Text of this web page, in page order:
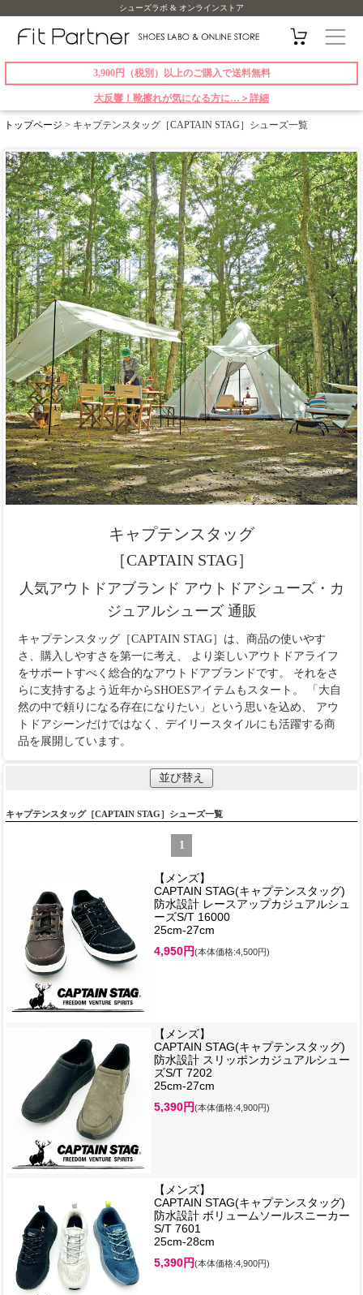
シューズラボ & オンラインストア
3,900円（税別）以上のご購入で送料無料
大反響！靴擦れが気になる方に…＞詳細
トップページ > キャプテンスタッグ［CAPTAIN STAG］シューズ一覧
キャプテンスタッグ
［CAPTAIN STAG］
人気アウトドアブランド アウトドアシューズ・カ
ジュアルシューズ 通販
キャプテンスタッグ［CAPTAIN STAG］は、商品の使いやす
さ、購入しやすさを第一に考え、 より楽しいアウトドアライフ
をサポートすべく総合的なアウトドアブランドです。 それをさ
らに支持するよう近年からSHOESアイテムもスタート。 「大自
然の中で頼りになる存在になりたい」という思いを込め、 アウ
トドアシーンだけではなく、デイリースタイルにも活躍する商
品を展開しています。
並び替え
キャプテンスタッグ［CAPTAIN STAG］シューズ一覧
1
【メンズ】
CAPTAIN STAG(キャプテンスタッグ)
防水設計 レースアップカジュアルシュ
ーズS/T 16000
25cm-27cm
4,950円(本体価格:4,500円)
【メンズ】
CAPTAIN STAG(キャプテンスタッグ)
防水設計 スリッポンカジュアルシュー
ズS/T 7202
25cm-27cm
5,390円(本体価格:4,900円)
【メンズ】
CAPTAIN STAG(キャプテンスタッグ)
防水設計 ボリュームソールスニーカー
S/T 7601
25cm-28cm
5,390円(本体価格:4,900円)